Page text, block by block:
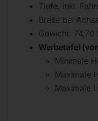
Tiefe, inkl.
Breite bei
Gewicht: 74,70
Werbetafel
Minimale
Maximale
Maximale